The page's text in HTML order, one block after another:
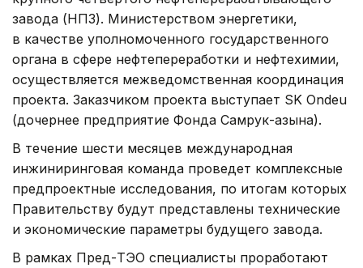
завода (НПЗ). Министерством энергетики,
в качестве уполномоченного государственного
органа в сфере нефтепереработки и нефтехимии,
осуществляется межведомственная координация
проекта. Заказчиком проекта выступает SK Ondeu
(дочернее предприятие Фонда Самрук-Қазына).
В течение шести месяцев международная
инжиниринговая команда проведет комплексные
предпроектные исследования, по итогам которых
Правительству будут представлены технические
и экономические параметры будущего завода.
В рамках Пред-ТЭО специалисты проработают